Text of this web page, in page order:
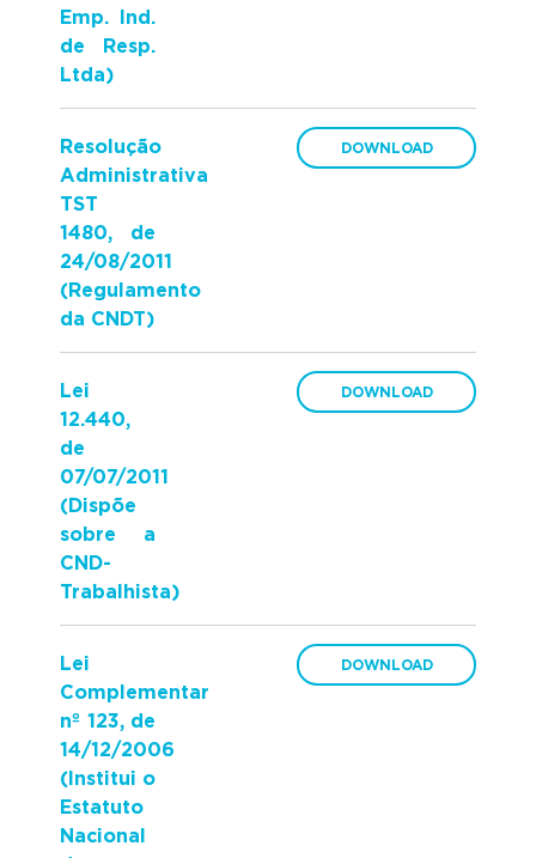
Emp. Ind.
de Resp.
Ltda)
Resolução
Administrativa
TST
1480, de
24/08/2011
(Regulamento
da CNDT)
Lei
12.440,
de
07/07/2011
(Dispõe
sobre a
CND-
Trabalhista)
Lei
Complementar
nº 123, de
14/12/2006
(Institui o
Estatuto
Nacional